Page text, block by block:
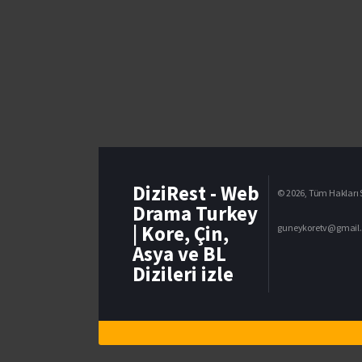
DiziRest - Web
Drama Turkey
| Kore, Çin,
Asya ve BL
Dizileri izle
© 2026, Tüm Hakları